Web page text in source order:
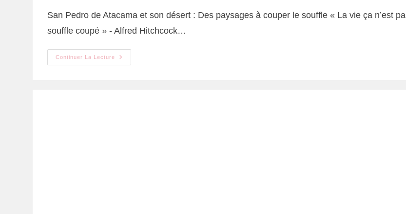
San Pedro de Atacama et son désert : Des paysages à couper le souffle « La vie ça n’est
souffle coupé » - Alfred Hitchcock…
Continuer La Lecture